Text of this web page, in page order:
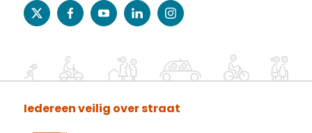
twitterfacebookyoutubelinkedininstagram
Iedereen veilig over straat